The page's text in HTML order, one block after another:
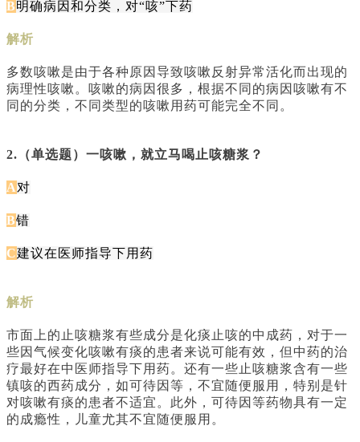
B明确病因和分类，对“咳”下药
解析
多数咳嗽是由于各种原因导致咳嗽反射异常活化而出现的
病理性咳嗽。咳嗽的病因很多，根据不同的病因咳嗽有不
同的分类，不同类型的咳嗽用药可能完全不同。
2.（单选题）一咳嗽，就立马喝止咳糖浆？
A对
B错
C建议在医师指导下用药
解析
市面上的止咳糖浆有些成分是化痰止咳的中成药，对于一
些因气候变化咳嗽有痰的患者来说可能有效，但中药的治
疗最好在中医师指导下用药。还有一些止咳糖浆含有一些
镇咳的西药成分，如可待因等，不宜随便服用，特别是针
对咳嗽有痰的患者不适宜。此外，可待因等药物具有一定
的成瘾性，儿童尤其不宜随便服用。